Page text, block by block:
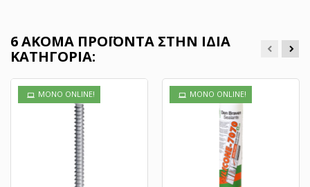
6 ΑΚΌΜΑ ΠΡΟΪΌΝΤΑ ΣΤΗΝ ΊΔΙΑ
ΚΑΤΗΓΟΡΊΑ:
ΜΌΝΟ ONLINE! ΜΌΝΟ ONLINE!